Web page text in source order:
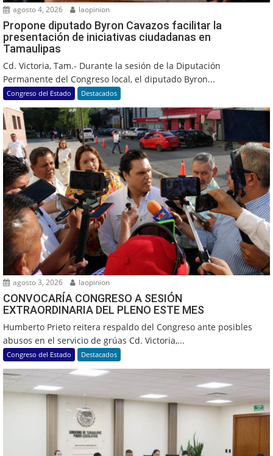
agosto 4, 2026 laopinion
Propone diputado Byron Cavazos facilitar la
presentación de iniciativas ciudadanas en
Tamaulipas
Cd. Victoria, Tam.- Durante la sesión de la Diputación
Permanente del Congreso local, el diputado Byron...
Congreso del Estado Destacados
agosto 3, 2026 laopinion
CONVOCARÍA CONGRESO A SESIÓN
EXTRAORDINARIA DEL PLENO ESTE MES
Humberto Prieto reitera respaldo del Congreso ante posibles
abusos en el servicio de grúas Cd. Victoria,...
Congreso del Estado Destacados